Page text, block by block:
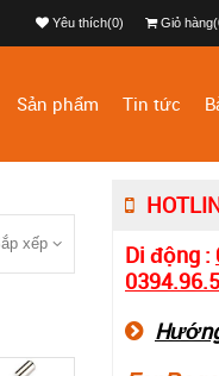
Yêu thích(0) Giỏ
Sản phẩm Tin tức
xếp
Di động :